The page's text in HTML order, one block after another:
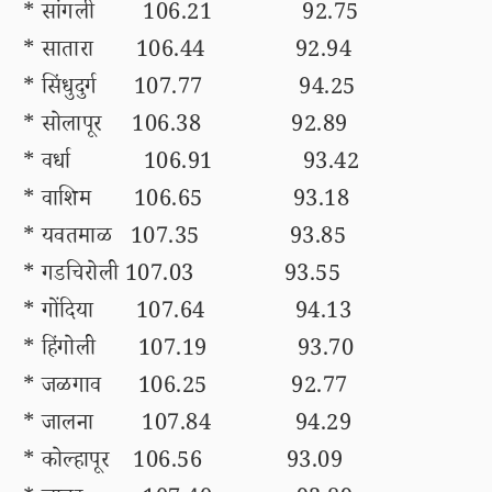
* सांगली 106.21 92.75
* सातारा 106.44 92.94
* सिंधुदुर्ग 107.77 94.25
* सोलापूर 106.38 92.89
* वर्धा 106.91 93.42
* वाशिम 106.65 93.18
* यवतमाळ 107.35 93.85
* गडचिरोली 107.03 93.55
* गोंदिया 107.64 94.13
* हिंगोली 107.19 93.70
* जळगाव 106.25 92.77
* जालना 107.84 94.29
* कोल्हापूर 106.56 93.09